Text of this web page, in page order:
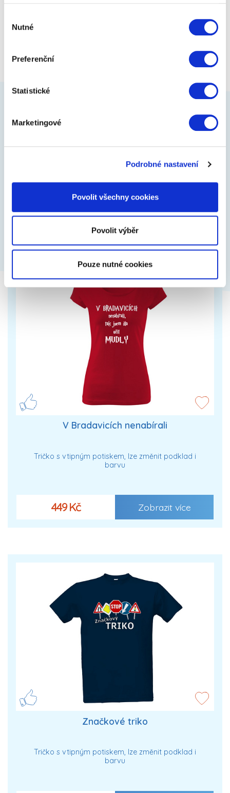
souhlasu
Nutné
Preferenční
Statistické
Marketingové
Podrobné nastavení
Povolit všechny cookies
Povolit výběr
Pouze nutné cookies
Tričko s vtipným potiskem, lze změnit podklad i
439 Kč Zobrazit více
V Bradavicích nenabírali
Tričko s vtipným potiskem, lze změnit podklad i
barvu
449 Kč Zobrazit více
Značkové triko
Tričko s vtipným potiskem, lze změnit podklad i
barvu